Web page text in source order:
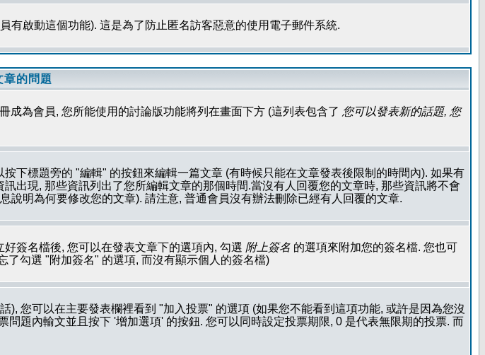
有啟動這個功能). 這是為了防止匿名訪客惡意的使用電子郵件系統.
章的問題
為會員, 您所能使用的討論版功能將列在畫面下方 (這列表包含了 您可以發表新的話題, 您
下標題旁的 "編輯" 的按鈕來編輯一篇文章 (有時候只能在文章發表後限制的時間內). 如果有
出現, 那些資訊列出了您所編輯文章的那個時間.當沒有人回覆您的文章時, 那些資訊將不會
明為何要修改您的文章). 請注意, 普通會員沒有辦法刪除已經有人回覆的文章.
簽名檔後, 您可以在發表文章下的選項內, 勾選 附上簽名 的選項來附加您的簽名檔. 您也可
了勾選 "附加簽名" 的選項, 而沒有顯示個人的簽名檔)
您可以在主要發表欄裡看到 "加入投票" 的選項 (如果您不能看到這項功能, 或許是因為您沒
題內輸文並且按下 '增加選項' 的按鈕. 您可以同時設定投票期限, 0 是代表無限期的投票. 而